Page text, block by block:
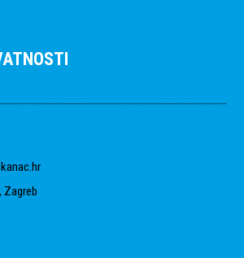
Zagreb